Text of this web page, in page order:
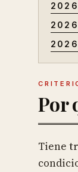
Por
Tiene